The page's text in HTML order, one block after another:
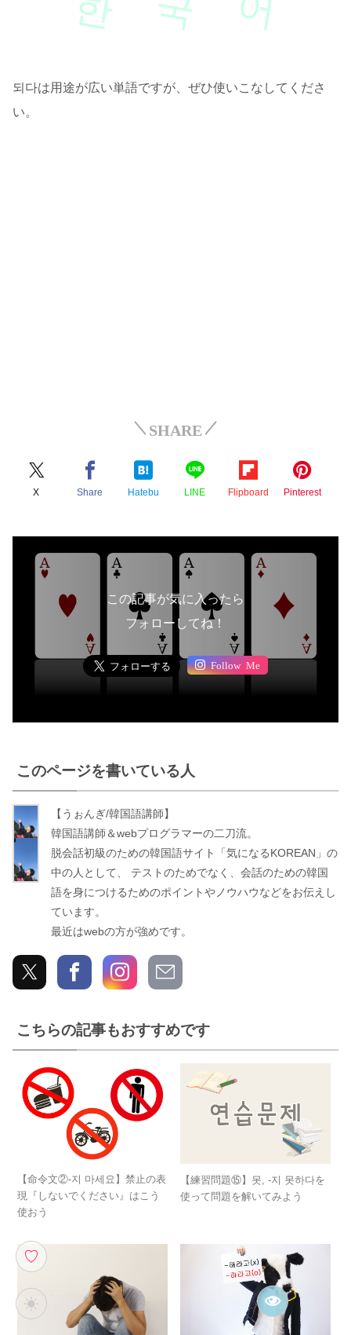
되다は用途が広い単語ですが、ぜひ使いこなしてくださ
い。
SHARE
X Share Hatebu LINE Flipboard Pinterest
この記事が気に入ったら
フォローしてね！
Follow Me
このページを書いている人
う
ぉ
ん
【うぉんぎ/韓国語講師】
韓国語講師＆webプログラマーの二刀流。
脱会話初級のための韓国語サイト「気になるKOREAN」の
中の人として、 テストのためでなく、会話のための韓国
語を身につけるためのポイントやノウハウなどをお伝えし
ています。
最近はwebの方が強めです。
こちらの記事もおすすめです
【命令文②-지 마세요】禁止の表
現『しないでください』はこう
使おう
【練習問題⑮】못, -지 못하다を
使って問題を解いてみよう
♡